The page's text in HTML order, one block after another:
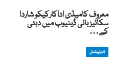
معروف کامیڈی اداکارکیکو شاردا
سکائیز بائی ڈینیوب میں دبئی
کے…
انٹرنیشنل